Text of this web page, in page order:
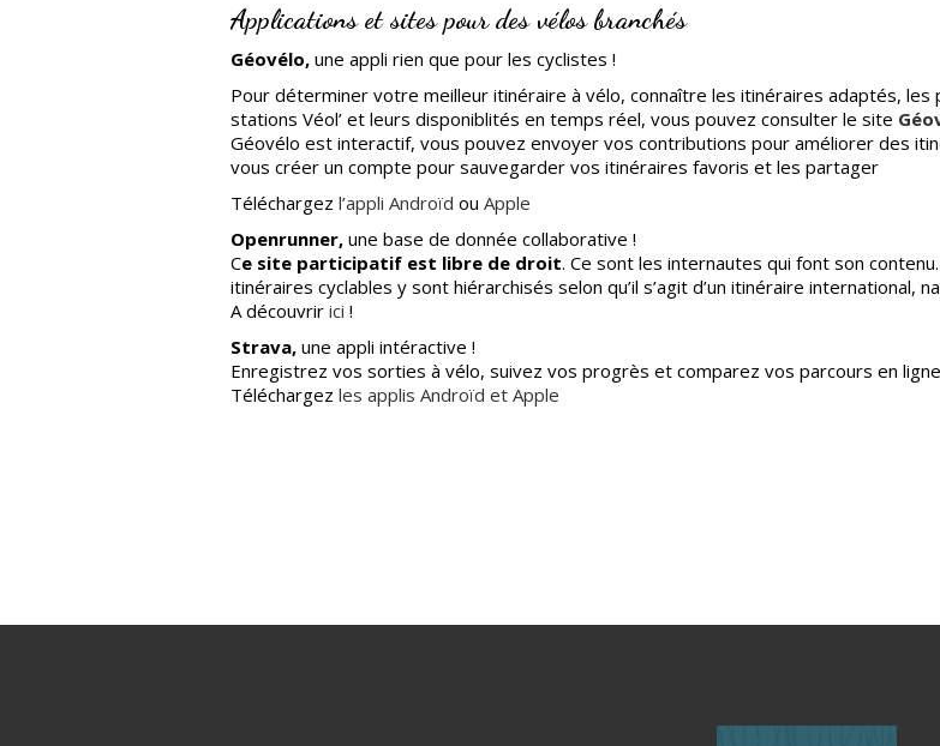
Applications et sites pour des vélos branchés
Géovélo, une appli rien que pour les cyclistes !
Pour déterminer votre meilleur itinéraire à vélo, connaître les itinéraires adaptés,
stations Véol’ et leurs disponiblités en temps réel, vous pouvez consulter le site
Géovélo est interactif, vous pouvez envoyer vos contributions pour améliorer des
vous créer un compte pour sauvegarder vos itinéraires favoris et les partager
Téléchargez l’appli Androïd ou Apple
Openrunner, une base de donnée collaborative !
Ce site participatif est libre de droit. Ce sont les internautes qui font son
itinéraires cyclables y sont hiérarchisés selon qu’il s’agit d’un itinéraire international,
A découvrir ici !
Strava, une appli intéractive !
Enregistrez vos sorties à vélo, suivez vos progrès et comparez vos parcours en
Téléchargez les applis Androïd et Apple